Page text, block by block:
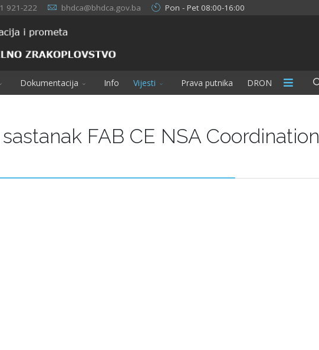
921-222 bhdca@bhdca.gov.ba Pon - Pet 08:00-16:00
Dokumentacija Info Vijesti Prava putnika DRON
FAB CE NSA Coordination